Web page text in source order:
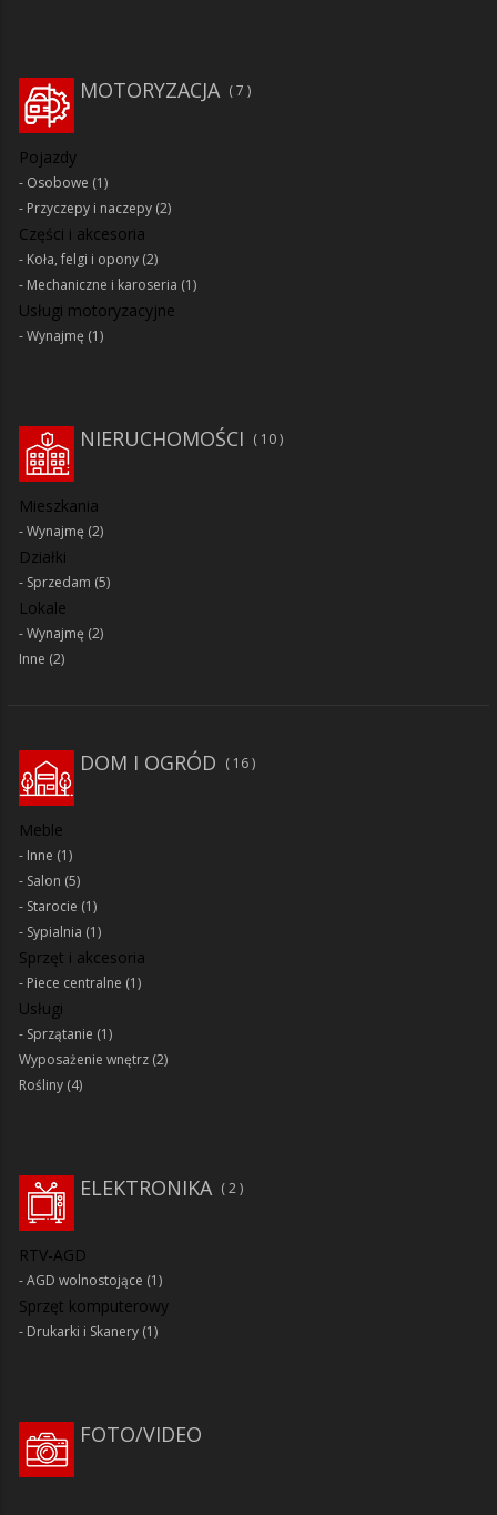
MOTORYZACJA 7
Pojazdy
Osobowe (1)
Przyczepy i naczepy (2)
Części i akcesoria
Koła, felgi i opony (2)
Mechaniczne i karoseria (1)
Usługi motoryzacyjne
Wynajmę (1)
NIERUCHOMOŚCI 10
Mieszkania
Wynajmę (2)
Działki
Sprzedam (5)
Lokale
Wynajmę (2)
Inne (2)
DOM I OGRÓD 16
Meble
Inne (1)
Salon (5)
Starocie (1)
Sypialnia (1)
Sprzęt i akcesoria
Piece centralne (1)
Usługi
Sprzątanie (1)
Wyposażenie wnętrz (2)
Rośliny (4)
2
ELEKTRONIKA
RTV-AGD
AGD wolnostojące (1)
Sprzęt komputerowy
Drukarki i Skanery (1)
FOTO/VIDEO